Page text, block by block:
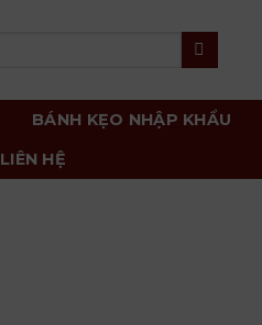
BÁNH KẸO NHẬP KHẨU
LIÊN HỆ